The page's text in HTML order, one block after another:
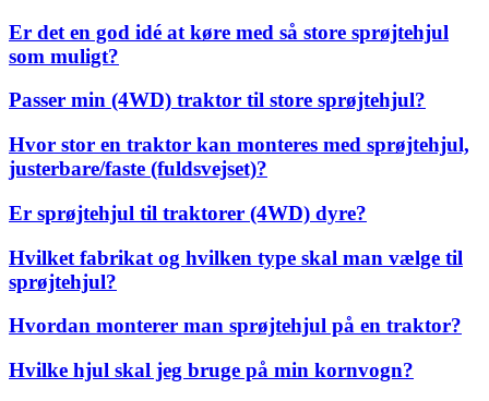
Er det en god idé at køre med så store sprøjtehjul
som muligt?
Passer min (4WD) traktor til store sprøjtehjul?
Hvor stor en traktor kan monteres med sprøjtehjul,
justerbare/faste (fuldsvejset)?
Er sprøjtehjul til traktorer (4WD) dyre?
Hvilket fabrikat og hvilken type skal man vælge til
sprøjtehjul?
Hvordan monterer man sprøjtehjul på en traktor?
Hvilke hjul skal jeg bruge på min kornvogn?